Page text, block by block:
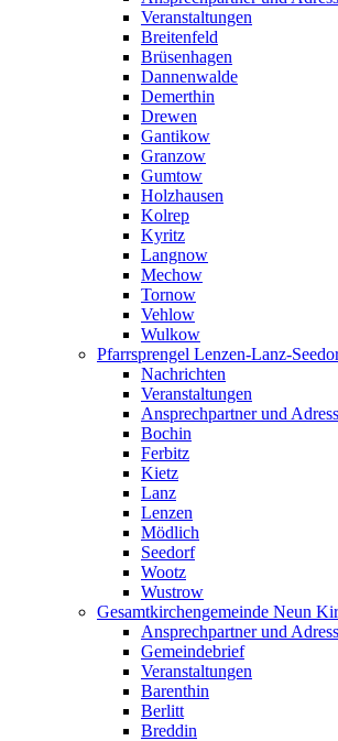
Veranstaltungen
Breitenfeld
Brüsenhagen
Dannenwalde
Demerthin
Drewen
Gantikow
Granzow
Gumtow
Holzhausen
Kolrep
Kyritz
Langnow
Mechow
Tornow
Vehlow
Wulkow
Pfarrsprengel Lenzen-Lanz-
Nachrichten
Veranstaltungen
Ansprechpartner und
Bochin
Ferbitz
Kietz
Lanz
Lenzen
Mödlich
Seedorf
Wootz
Wustrow
Gesamtkirchengemeinde Neun
Ansprechpartner und
Gemeindebrief
Veranstaltungen
Barenthin
Berlitt
Breddin